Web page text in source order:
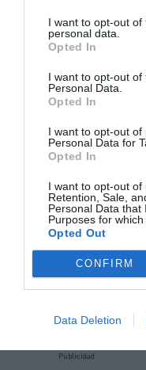
I want to opt-out
personal data.
Opted In
I want to opt-out of
Personal Data.
Opted In
I want to opt-out of
Personal Data for
Opted In
I want to opt-out of
Retention, Sale,
Personal Data that
Purposes for which
Opted Out
CONFIRM
Data Deletion
2Playbook Club 2P
¡Haz click aquí y
Publicidad